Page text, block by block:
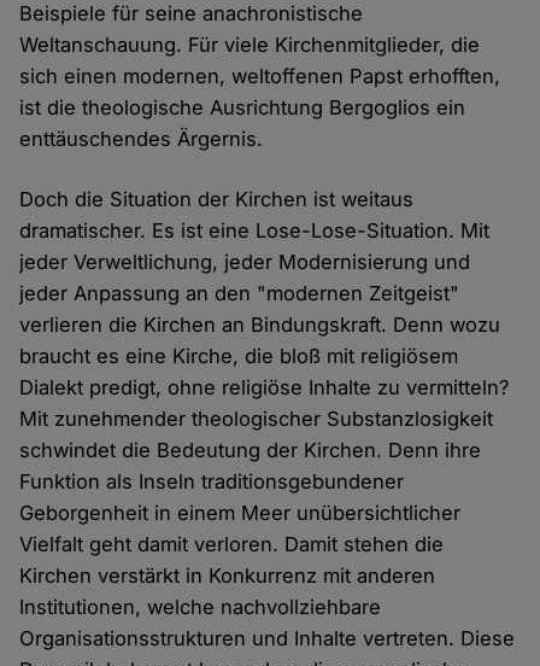
Beispiele für seine anachronistische
Weltanschauung. Für viele Kirchenmitglieder, die
sich einen modernen, weltoffenen Papst erhofften,
ist die theologische Ausrichtung Bergoglios ein
enttäuschendes Ärgernis.
Doch die Situation der Kirchen ist weitaus
dramatischer. Es ist eine Lose-Lose-Situation. Mit
jeder Verweltlichung, jeder Modernisierung und
jeder Anpassung an den "modernen Zeitgeist"
verlieren die Kirchen an Bindungskraft. Denn wozu
braucht es eine Kirche, die bloß mit religiösem
Dialekt predigt, ohne religiöse Inhalte zu vermitteln?
Mit zunehmender theologischer Substanzlosigkeit
schwindet die Bedeutung der Kirchen. Denn ihre
Funktion als Inseln traditionsgebundener
Geborgenheit in einem Meer unübersichtlicher
Vielfalt geht damit verloren. Damit stehen die
Kirchen verstärkt in Konkurrenz mit anderen
Institutionen, welche nachvollziehbare
Organisationsstrukturen und Inhalte vertreten. Diese